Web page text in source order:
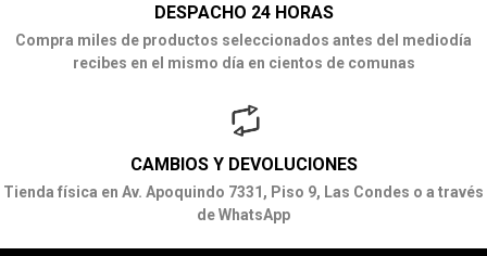
DESPACHO 24 HORAS
Compra miles de productos seleccionados antes del mediodía
recibes en el mismo día en cientos de comunas
CAMBIOS Y DEVOLUCIONES
Tienda física en Av. Apoquindo 7331, Piso 9, Las Condes o a través
de WhatsApp